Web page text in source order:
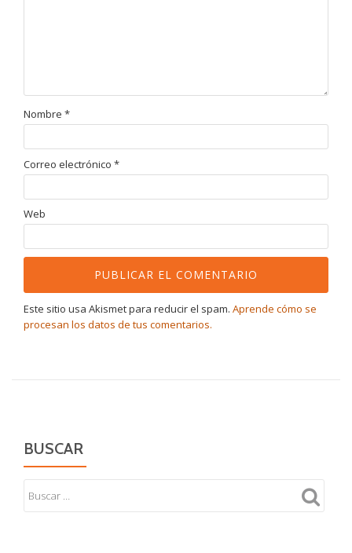
Nombre *
Correo electrónico *
Web
Este sitio usa Akismet para reducir el spam. Aprende cómo se
procesan los datos de tus comentarios.
BUSCAR